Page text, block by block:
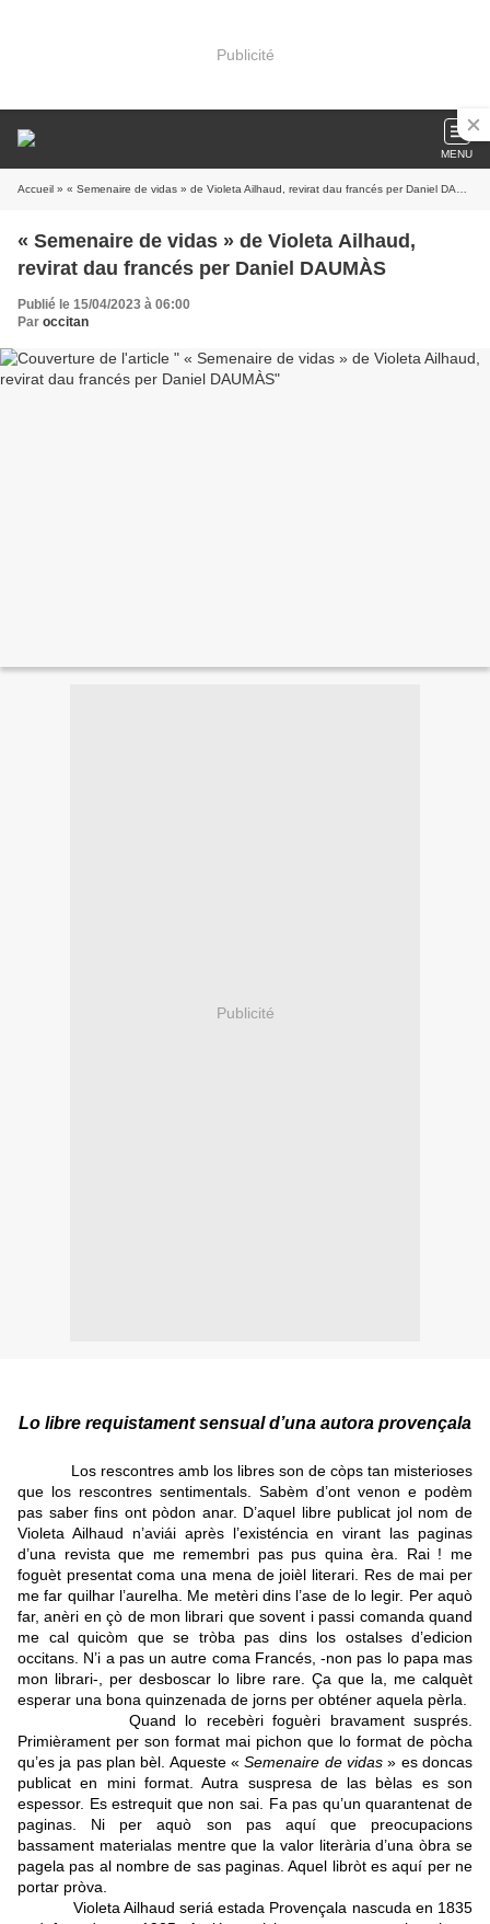
Publicité
MENU
Accueil » « Semenaire de vidas » de Violeta Ailhaud, revirat dau francés per Daniel DAUMÀS
« Semenaire de vidas » de Violeta Ailhaud,
revirat dau francés per Daniel DAUMÀS
Publié le 15/04/2023 à 06:00
Par occitan
Publicité
Lo libre requistament sensual d’una autora provençala
Los rescontres amb los libres son de còps tan misterioses
que los rescontres sentimentals. Sabèm d’ont venon e podèm
pas saber fins ont pòdon anar. D’aquel libre publicat jol nom de
Violeta Ailhaud n’aviái après l’existéncia en virant las paginas
d’una revista que me remembri pas pus quina èra. Rai ! me
foguèt presentat coma una mena de joièl literari. Res de mai per
me far quilhar l’aurelha. Me metèri dins l’ase de lo legir. Per aquò
far, anèri en çò de mon librari que sovent i passi comanda quand
me cal quicòm que se tròba pas dins los ostalses d’edicion
occitans. N’i a pas un autre coma Francés, -non pas lo papa mas
mon librari-, per desboscar lo libre rare. Ça que la, me calquèt
esperar una bona quinzenada de jorns per obténer aquela pèrla.
Quand lo recebèri foguèri bravament susprés.
Primièrament per son format mai pichon que lo format de pòcha
qu’es ja pas plan bèl. Aqueste «Semenaire de vidas » es doncas
publicat en mini format. Autra suspresa de las bèlas es son
espessor. Es estrequit que non sai. Fa pas qu’un quarantenat de
paginas. Ni per aquò son pas aquí que preocupacions
bassament materialas mentre que la valor literària d’una òbra se
pagela pas al nombre de sas paginas. Aquel libròt es aquí per ne
portar pròva.
Violeta Ailhaud seriá estada Provençala nascuda en 1835